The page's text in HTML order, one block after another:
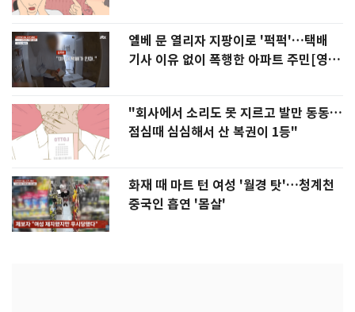
엘베 문 열리자 지팡이로 '퍽퍽'…택배
기사 이유 없이 폭행한 아파트 주민[영
"회사에서 소리도 못 지르고 발만 동동…
점심때 심심해서 산 복권이 1등"
화재 때 마트 턴 여성 '월경 탓'…청계천
중국인 흡연 '몸살'